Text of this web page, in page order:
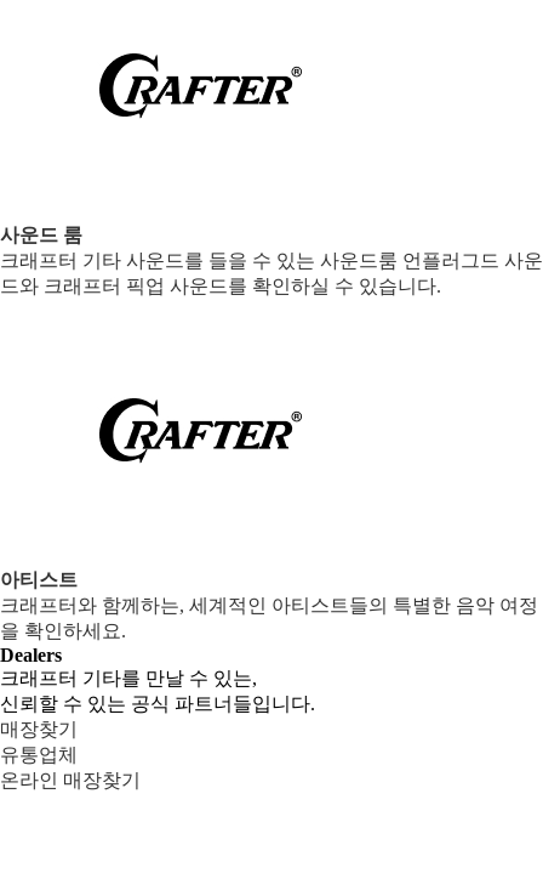
사운드 룸
크래프터 기타 사운드를 들을 수 있는 사운드룸 언플러그드 사운
드와 크래프터 픽업 사운드를 확인하실 수 있습니다.
아티스트
크래프터와 함께하는, 세계적인 아티스트들의 특별한 음악 여정
을 확인하세요.
Dealers
크래프터 기타를 만날 수 있는,
신뢰할 수 있는 공식 파트너들입니다.
매장찾기
유통업체
온라인 매장찾기